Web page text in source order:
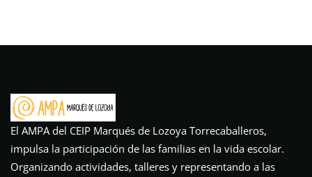
El AMPA del CEIP Marqués de Lozoya Torrecaballeros,
impulsa la participación de las familias en la vida escolar.
Organizando actividades, talleres y representando a las